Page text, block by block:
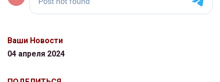
Ваши Новости
04 апреля 2024